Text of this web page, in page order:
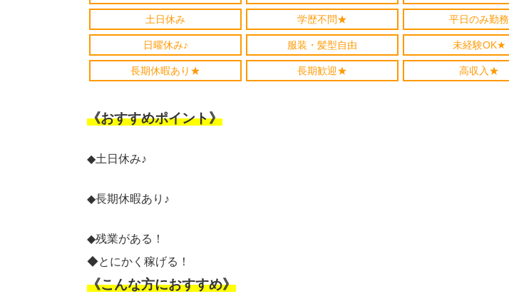
土日休み 学歴不問★ 平日のみ勤務
日曜休み♪ 服装・髪型自由 未経験OK★
長期休暇あり★ 長期歓迎★ 高収入★
《おすすめポイント》
◆土日休み♪
◆長期休暇あり♪
◆残業がある！
◆とにかく稼げる！
《こんな方におすすめ》